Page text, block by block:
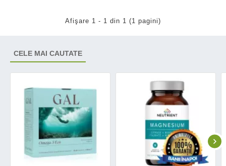
Afişare 1 - 1 din 1 (1 pagini)
CELE MAI CAUTATE